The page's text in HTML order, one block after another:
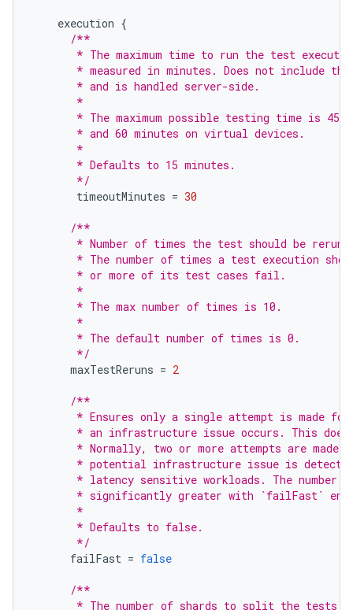
execution {
/**
* The maximum time to run the test
* measured in minutes. Does not include
       * and is handled server-side.
       *
* The maximum possible testing time is 45
       * and 60 minutes on virtual devices.
       *
       * Defaults to 15 minutes.
       */
timeoutMinutes = 30
/**
* Number of times the test should be rerun
* The number of times a test execution
       * or more of its test cases fail.
       *
       * The max number of times is 10.
       *
       * The default number of times is 0.
       */
maxTestReruns = 2
/**
* Ensures only a single attempt is made
* an infrastructure issue occurs. This
* Normally, two or more attempts are made
* potential infrastructure issue is
* latency sensitive workloads. The number
* significantly greater with `failFast`
       *
       * Defaults to false.
       */
failFast = false
/**
* The number of shards to split the tests